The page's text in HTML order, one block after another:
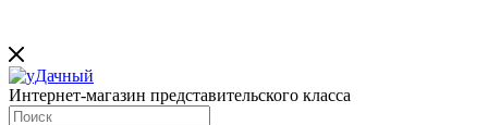
Интернет-магазин представительского класса